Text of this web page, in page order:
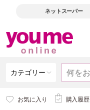
ネットスーパー
カテゴリー
お気に入り 購入履歴